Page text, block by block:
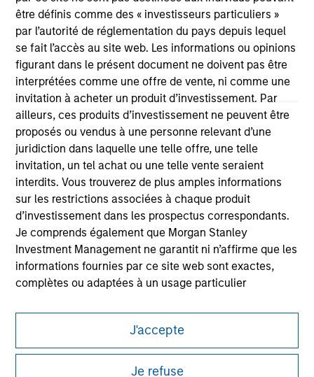
être définis comme des « investisseurs particuliers »
par l’autorité de réglementation du pays depuis lequel
se fait l’accès au site web. Les informations ou opinions
figurant dans le présent document ne doivent pas être
interprétées comme une offre de vente, ni comme une
invitation à acheter un produit d’investissement. Par
ailleurs, ces produits d’investissement ne peuvent être
proposés ou vendus à une personne relevant d’une
juridiction dans laquelle une telle offre, une telle
invitation, un tel achat ou une telle vente seraient
interdits. Vous trouverez de plus amples informations
sur les restrictions associées à chaque produit
d’investissement dans les prospectus correspondants.
Je comprends également que Morgan Stanley
Investment Management ne garantit ni n’affirme que les
informations fournies par ce site web sont exactes,
complètes ou adaptées à un usage particulier
Les demandes de souscription d'actions de l'un des
Compartiments mentionnés sur le Site Internet ne
doivent être faites que sur la base des informations
J'accepte
Je refuse
Morgan Stanley
Morgan Stanley Careers
Ce document est une communication promotionnelle.
Les utilisateurs sont invités à prendre connaissance des
conditions d’utilisation avant d’engager toute procédure, car
applicables à la diffusion des informations relatives aux produits
d’investissement de Morgan Stanley Investment Management.